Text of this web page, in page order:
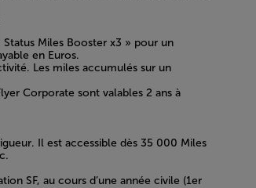
Miles Booster x3 » pour un
en Euros.
Les miles accumulés sur un
Corporate sont valables 2 ans à
Il est accessible dès 35 000 Miles
SF, au cours d’une année civile (1er